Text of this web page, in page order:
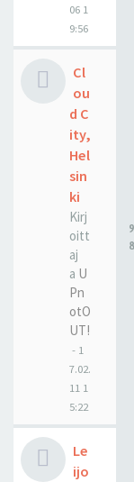
06 1
9:56
Cl
ou
d C
ity,
Hel
sin
ki
Kirj
oitt
aj
a U
Pn
otO
UT!
- 1
7.02.
11 1
5:22
Le
ijo